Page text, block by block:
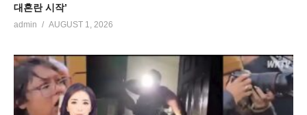
대혼란 시작’
admin AUGUST 1, 2026